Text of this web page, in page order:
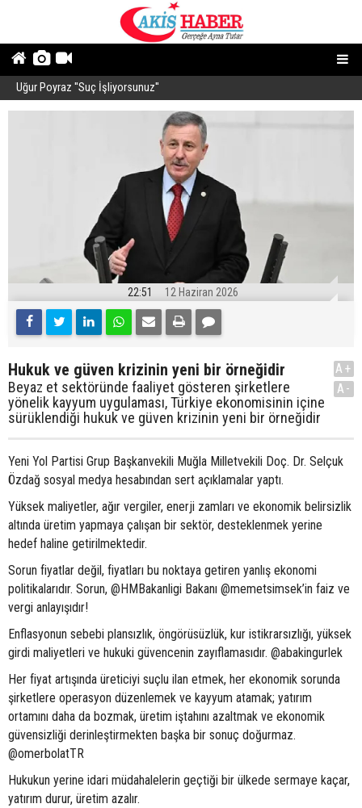
Uğur Poyraz ''Suç İşliyorsunuz''
22:51 12 Haziran 2026
Hukuk ve güven krizinin yeni bir örneğidir
Beyaz et sektöründe faaliyet gösteren şirketlere
yönelik kayyum uygulaması, Türkiye ekonomisinin içine
sürüklendiği hukuk ve güven krizinin yeni bir örneğidir
A+
A-
Yeni Yol Partisi Grup Başkanvekili Muğla Milletvekili Doç. Dr. Selçuk
Özdağ sosyal medya hesabından sert açıklamalar yaptı.
Yüksek maliyetler, ağır vergiler, enerji zamları ve ekonomik belirsizlik
altında üretim yapmaya çalışan bir sektör, desteklenmek yerine
hedef haline getirilmektedir.
Sorun fiyatlar değil, fiyatları bu noktaya getiren yanlış ekonomi
politikalarıdır. Sorun, @HMBakanligi Bakanı @memetsimsek’in faiz ve
vergi anlayışıdır!
Enflasyonun sebebi plansızlık, öngörüsüzlük, kur istikrarsızlığı, yüksek
girdi maliyetleri ve hukuki güvencenin zayıflamasıdır. @abakingurlek
Her fiyat artışında üreticiyi suçlu ilan etmek, her ekonomik sorunda
şirketlere operasyon düzenlemek ve kayyum atamak; yatırım
ortamını daha da bozmak, üretim iştahını azaltmak ve ekonomik
güvensizliği derinleştirmekten başka bir sonuç doğurmaz.
@omerbolatTR
Hukukun yerine idari müdahalelerin geçtiği bir ülkede sermaye kaçar,
yatırım durur, üretim azalır.